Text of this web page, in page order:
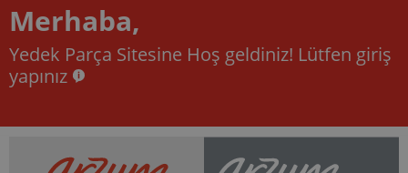
Merhaba,
Yedek Parça Sitesine Hoş geldiniz! Lütfen giriş
yapınız